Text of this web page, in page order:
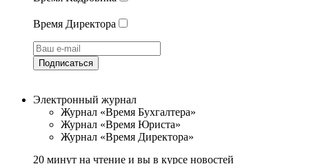
Время Директора
Подписаться
Электронный журнал
Журнал «Время Бухгалтера»
Журнал «Время Юриста»
Журнал «Время Директора»
20 минут на чтение и вы в курсе новостей